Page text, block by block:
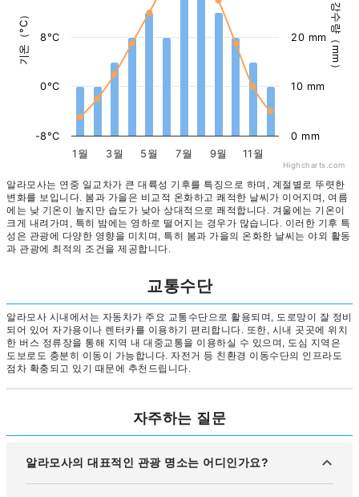
기온（°C） 강수량（mm）
1월 3월 5월 7월 9월 11월
-8°C
0°C
8°C
0 mm
10 mm
20 mm
Highcharts.com
알라모사는 연중 일교차가 큰 대륙성 기후를 특징으로 하며, 계절별로 뚜렷한
변화를 보입니다. 봄과 가을은 비교적 온화하고 쾌적한 날씨가 이어지며, 여름
에는 낮 기온이 높지만 습도가 낮아 상대적으로 쾌적합니다. 겨울에는 기온이
크게 내려가며, 특히 밤에는 영하로 떨어지는 경우가 많습니다. 이러한 기후 특
성은 관광에 다양한 영향을 미치며, 특히 봄과 가을의 온화한 날씨는 야외 활동
과 관광에 최적의 조건을 제공합니다.
교통수단
알라모사 시내에서는 자동차가 주요 교통수단으로 활용되며, 도로망이 잘 정비
되어 있어 자가용이나 렌터카를 이용하기 편리합니다. 또한, 시내 곳곳에 위치
한 버스 정류장을 통해 지역 내 대중교통을 이용하실 수 있으며, 도심 지역은
도보로도 충분히 이동이 가능합니다. 자전거 등 친환경 이동수단의 인프라도
점차 확충되고 있기 때문에 추천드립니다.
자주하는 질문
알라모사의 대표적인 관광 명소는 어디인가요?